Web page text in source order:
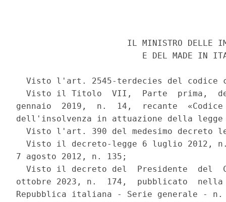
IL MINISTRO DELLE
E DEL MADE IN
Visto l'art. 2545-terdecies del codice
Visto il Titolo  VII,  Parte  prima,
gennaio  2019,  n.  14,  recante
dell'insolvenza in attuazione della
Visto l'art. 390 del medesimo decreto
Visto il decreto-legge 6 luglio 2012,
7 agosto 2012, n. 135;
Visto il decreto del  Presidente  del
ottobre 2023, n.  174,  pubblicato
Repubblica italiana - Serie generale - n.